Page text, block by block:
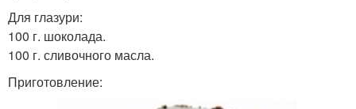
Для глазури:
100 г. шоколада.
100 г. сливочного масла.
Приготовление: